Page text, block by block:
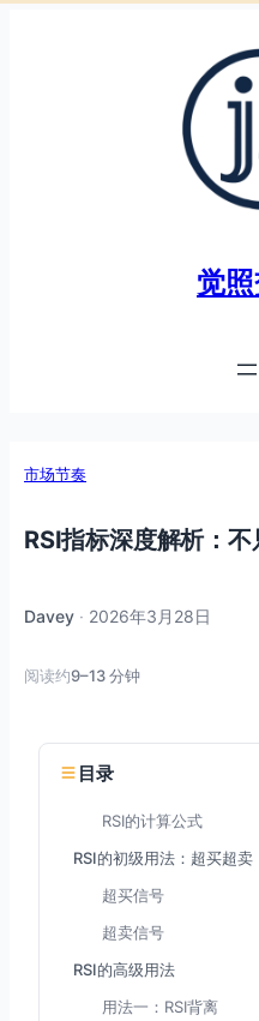
觉
市场节奏
RSI指标深度解析：
Davey · 2026年3月28日
阅读约9–13 分钟
目录
RSI的计算公式
RSI的初级用法：超买超卖
超买信号
超卖信号
RSI的高级用法
用法一：RSI背离